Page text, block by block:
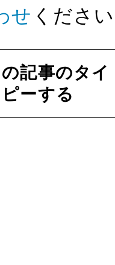
せ くださ
記事のタ
ーする